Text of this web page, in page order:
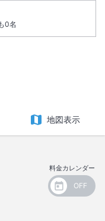
0名
地図表示
料金カレンダー